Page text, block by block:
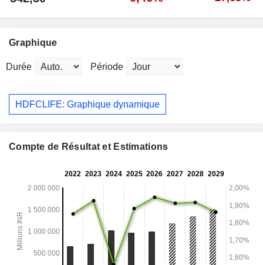
Graphique
Durée Période
HDFCLIFE: Graphique dynamique
Compte de Résultat et Estimations